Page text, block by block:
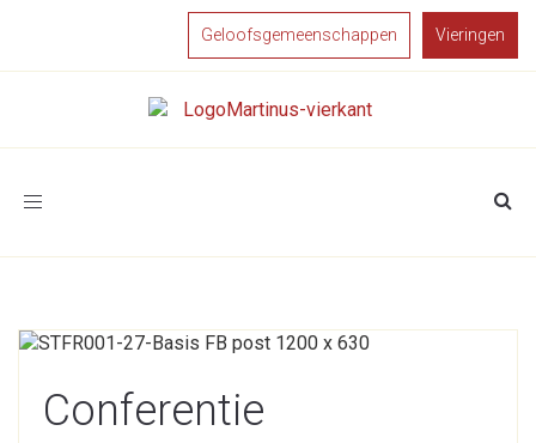
Geloofsgemeenschappen Vieringen
Toggle
Conferentie